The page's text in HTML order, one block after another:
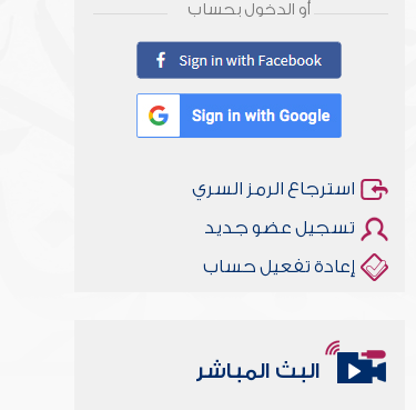
أو الدخول بحساب
استرجاع الرمز السري
تسجيل عضو جديد
إعادة تفعيل حساب
البث المباشر